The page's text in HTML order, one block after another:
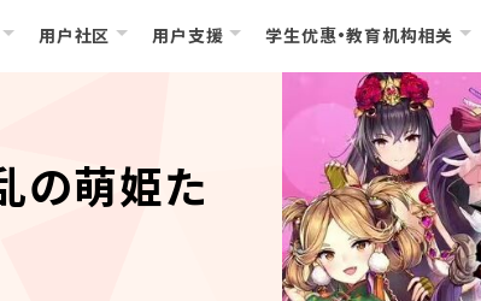
用户社区 用户支援 学生优惠・教育机构相关
の萌姫た